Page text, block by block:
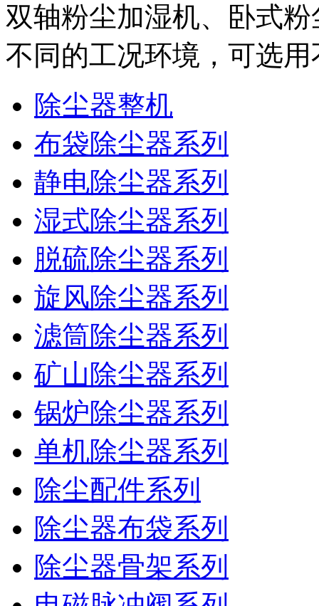
双轴粉尘加湿机、卧式
不同的工况环境，可选
除尘器整机
布袋除尘器系列
静电除尘器系列
湿式除尘器系列
脱硫除尘器系列
旋风除尘器系列
滤筒除尘器系列
矿山除尘器系列
锅炉除尘器系列
单机除尘器系列
除尘配件系列
除尘器布袋系列
除尘器骨架系列